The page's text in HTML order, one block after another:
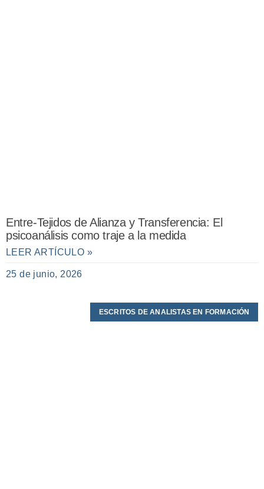
Entre-Tejidos de Alianza y Transferencia: El
psicoanálisis como traje a la medida
LEER ARTÍCULO »
25 de junio, 2026
ESCRITOS DE ANALISTAS EN FORMACIÓN